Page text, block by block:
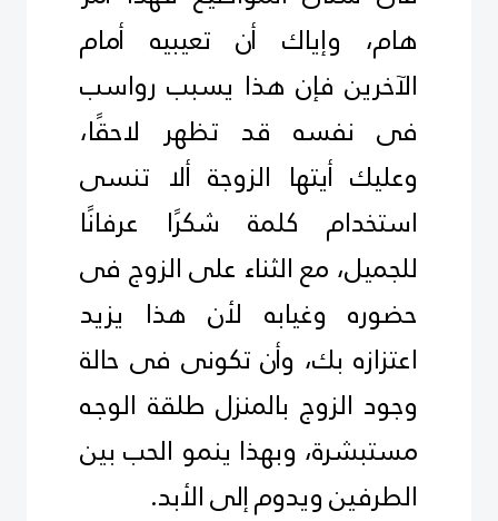
هام، وإياك أن تعيبيه أمام
الآخرين فإن هذا يسبب رواسب
فى نفسه قد تظهر لاحقًا،
وعليك أيتها الزوجة ألا تنسى
استخدام كلمة شكرًا عرفانًا
للجميل، مع الثناء على الزوج فى
حضوره وغيابه لأن هذا يزيد
اعتزازه بك، وأن تكونى فى حالة
وجود الزوج بالمنزل طلقة الوجـه
مستبشرة، وبهذا ينمو الحب بين
الطرفين ويدوم إلى الأبد.